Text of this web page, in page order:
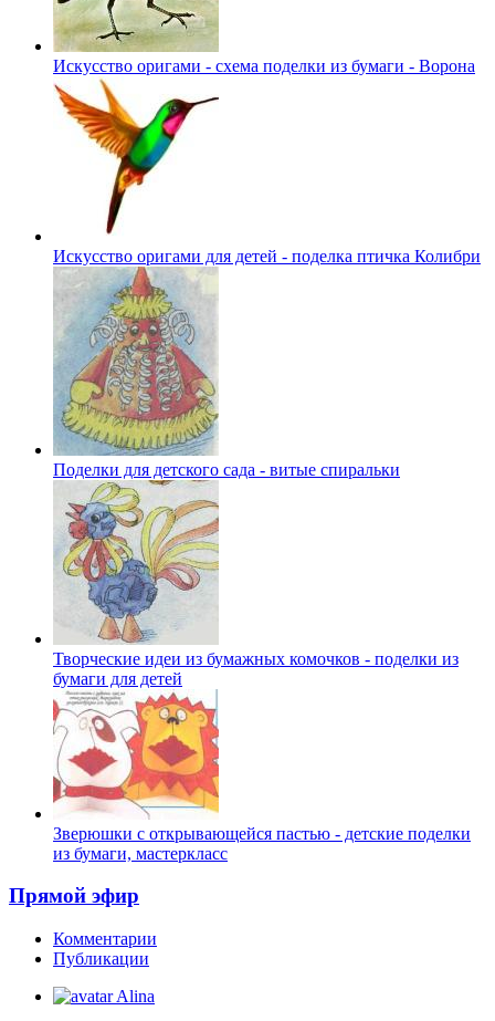
Искусство оригами - схема поделки из бумаги - Ворона
Искусство оригами для детей - поделка птичка Колибри
Поделки для детского сада - витые спиральки
Творческие идеи из бумажных комочков - поделки из
бумаги для детей
Зверюшки с открывающейся пастью - детские поделки
из бумаги, мастеркласс
Прямой эфир
Комментарии
Публикации
Alina